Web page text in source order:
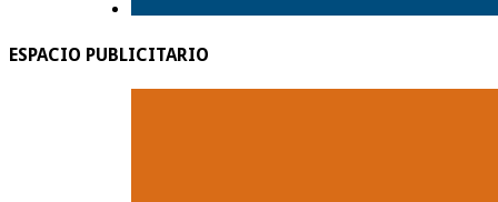
ESPACIO PUBLICITARIO